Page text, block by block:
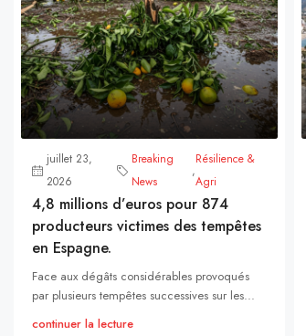
juillet 23,
2026
Breaking
News
,
Résilience &
Agri
4,8 millions d’euros pour 874
producteurs victimes des tempêtes
en Espagne.
Face aux dégâts considérables provoqués
par plusieurs tempêtes successives sur les...
continuer la lecture